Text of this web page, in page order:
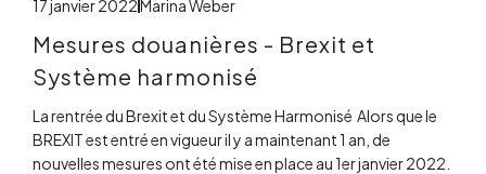
17 janvier 2022Marina Weber
Mesures douanières - Brexit et
Système harmonisé
La rentrée du Brexit et du Système Harmonisé Alors que le
BREXIT est entré en vigueur il y a maintenant 1 an, de
nouvelles mesures ont été mise en place au 1er janvier 2022.